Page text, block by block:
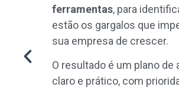
ferramentas, para
estão os gargalos que
sua empresa de crescer.
O resultado é um plano de
claro e prático, com